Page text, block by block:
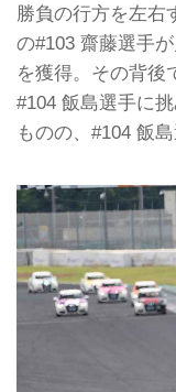
勝負の行方を左右
の#103 齋藤選手
を獲得。その背後
#104 飯島選手に
ものの、#104 飯